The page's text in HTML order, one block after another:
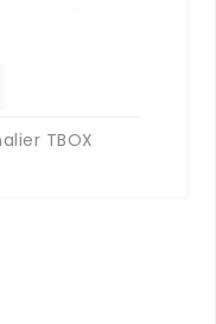
TBOX